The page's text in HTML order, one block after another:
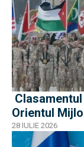
Orientul
28 IULIE 2026